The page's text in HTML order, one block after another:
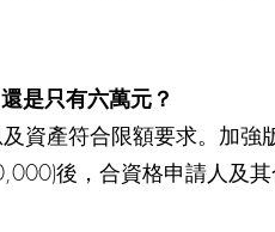
是只有六萬元？
資產符合限額要求。加強
後，合資格申請人及